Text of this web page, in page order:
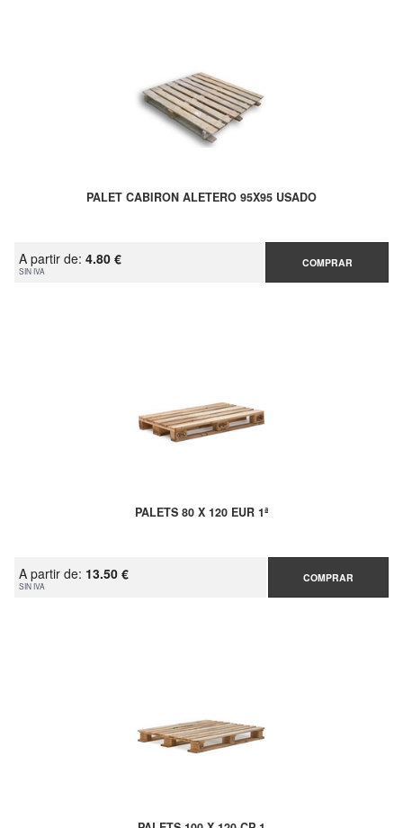
PALET CABIRON ALETERO 95X95 USADO
A partir de: 4.80 €
SIN IVA
COMPRAR
PALETS 80 X 120 EUR 1ª
A partir de: 13.50 €
SIN IVA
COMPRAR